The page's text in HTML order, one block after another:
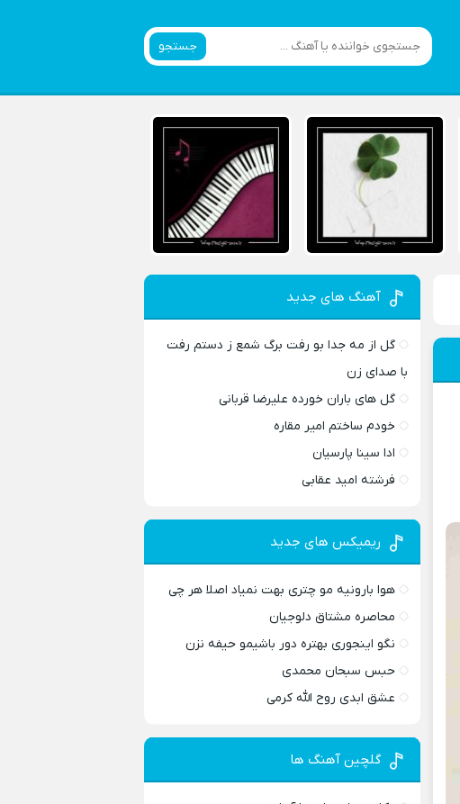
جستجو
آهنگ های جدید
گل از مه جدا بو رفت برگ شمع ز دستم رفت
با صدای زن
گل های باران خورده علیرضا قربانی
خودم ساختم امیر مقاره
ادا سینا پارسیان
فرشته امید عقابی
ریمیکس های جدید
هوا بارونیه مو چتری بهت نمیاد اصلا هر چی
محاصره مشتاق دلوجیان
نگو اینجوری بهتره دور باشیمو حیفه نزن
حبس سبحان محمدی
عشق ابدی روح الله کرمی
گلچین آهنگ ها